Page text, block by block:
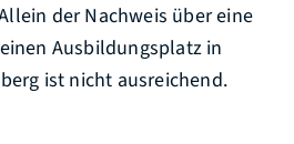
der Nachweis über eine
Ausbildungsplatz in
ist nicht ausreichend.